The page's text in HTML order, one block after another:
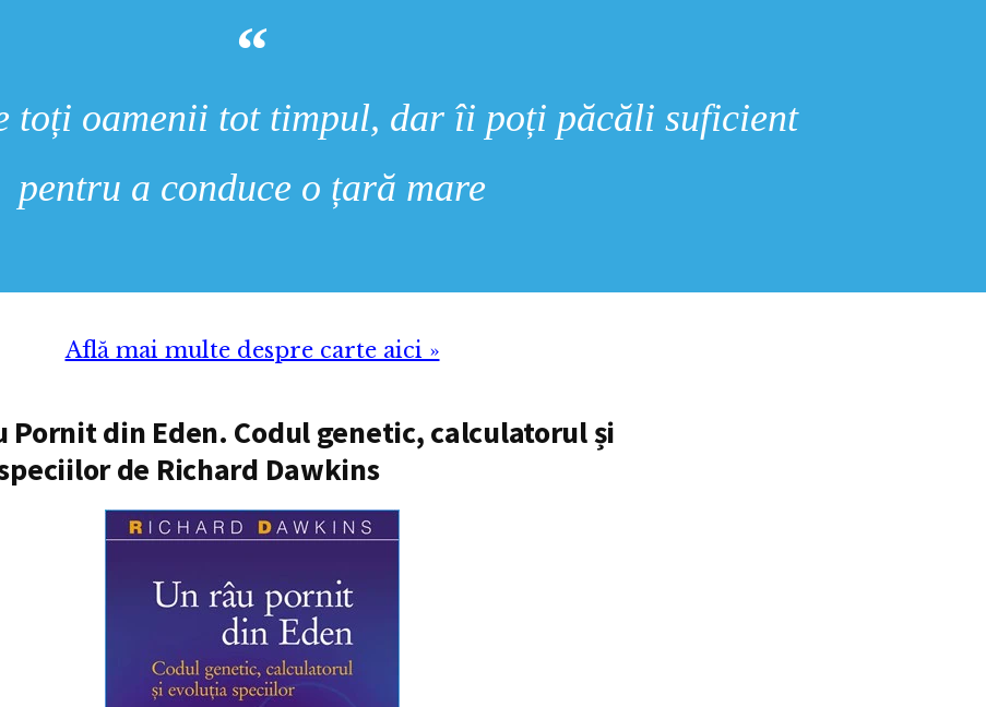
toți oamenii tot timpul, dar îi poți păcăli suficient
pentru a conduce o țară mare
Află mai multe despre carte aici »
Pornit din Eden. Codul genetic, calculatorul și
de Richard Dawkins